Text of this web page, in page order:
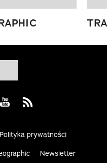
Instagram
Visit us on Youtube
Visit us on Rss
Polityka prywatności
Newsletter